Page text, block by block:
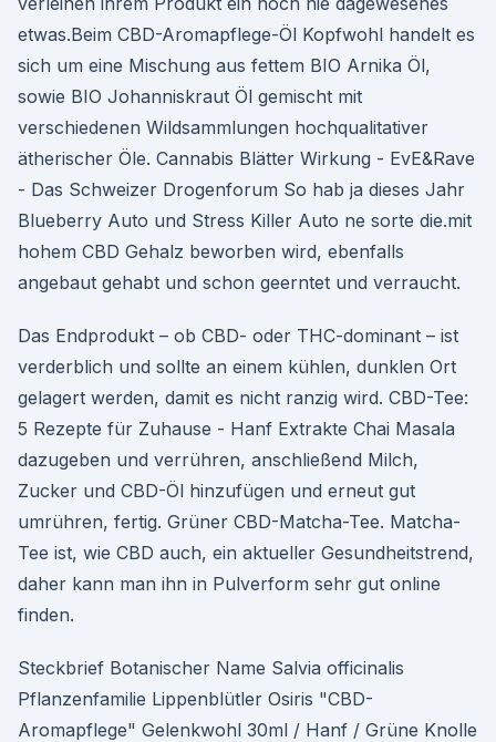
etwas.Beim CBD-Aromapflege-Öl Kopfwohl handelt es
sich um eine Mischung aus fettem BIO Arnika Öl,
sowie BIO Johanniskraut Öl gemischt mit
verschiedenen Wildsammlungen hochqualitativer
ätherischer Öle. Cannabis Blätter Wirkung - EvE&Rave
- Das Schweizer Drogenforum So hab ja dieses Jahr
Blueberry Auto und Stress Killer Auto ne sorte die.mit
hohem CBD Gehalz beworben wird, ebenfalls
angebaut gehabt und schon geerntet und verraucht.
Das Endprodukt – ob CBD- oder THC-dominant – ist
verderblich und sollte an einem kühlen, dunklen Ort
gelagert werden, damit es nicht ranzig wird. CBD-Tee:
5 Rezepte für Zuhause - Hanf Extrakte Chai Masala
dazugeben und verrühren, anschließend Milch,
Zucker und CBD-Öl hinzufügen und erneut gut
umrühren, fertig. Grüner CBD-Matcha-Tee. Matcha-
Tee ist, wie CBD auch, ein aktueller Gesundheitstrend,
daher kann man ihn in Pulverform sehr gut online
finden.
Steckbrief Botanischer Name Salvia officinalis
Pflanzenfamilie Lippenblütler Osiris "CBD-
Aromapflege" Gelenkwohl 30ml / Hanf / Grüne Knolle